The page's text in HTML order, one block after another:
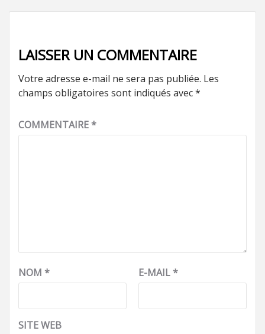
LAISSER UN COMMENTAIRE
Votre adresse e-mail ne sera pas publiée. Les
champs obligatoires sont indiqués avec*
COMMENTAIRE*
NOM * E-MAIL*
SITE WEB